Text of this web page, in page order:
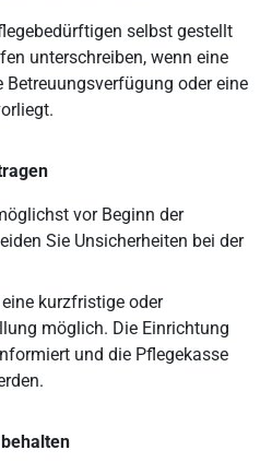
selbst gestellt
unterschreiben, wenn eine
oder eine
vor Beginn der
Sie Unsicherheiten bei der
kurzfristige oder
möglich. Die Einrichtung
und die Pflegekasse